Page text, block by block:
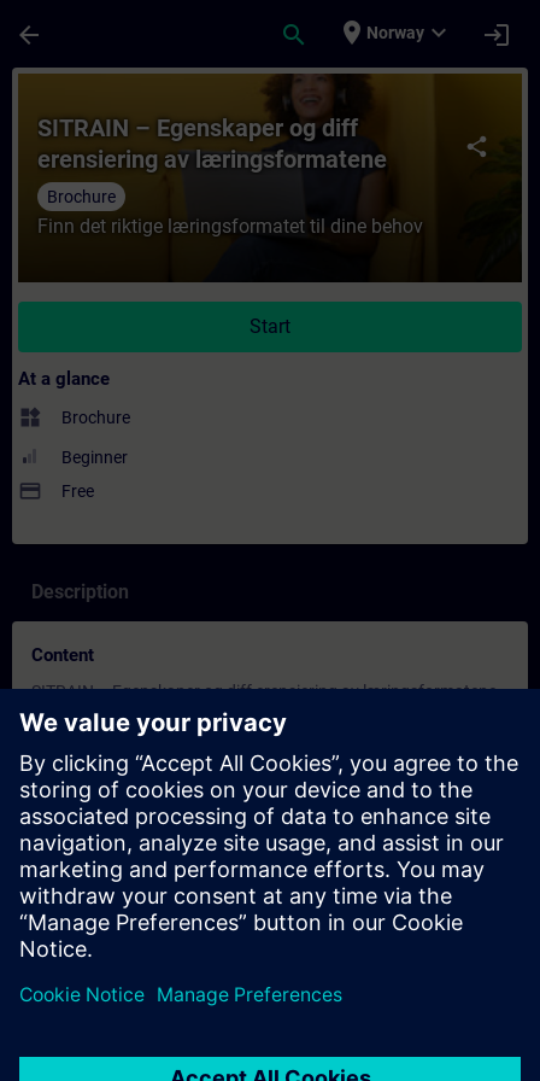
arrow_back search place Norway expand_more login
Course - SITRAIN – Egenskaper og diff
share
SITRAIN – Egenskaper og diff
erensiering av læringsformatene
Brochure
Finn det riktige læringsformatet til dine behov
Start
At a glance
widgets Brochure
Beginner
payment Free
Description
Content
SITRAIN – Egenskaper og diff erensiering av læringsformatene